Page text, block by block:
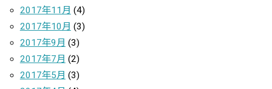
2017年11月 (4)
2017年10月 (3)
2017年9月 (3)
2017年7月 (2)
2017年5月 (3)